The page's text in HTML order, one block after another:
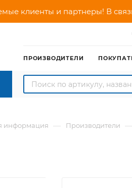
клиенты и партнеры! В
ПРОИЗВОДИТЕЛИ
информация — Производители —